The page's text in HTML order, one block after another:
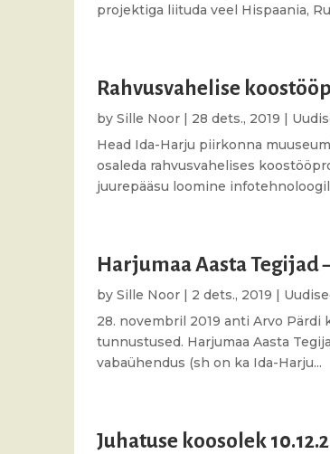
projektiga liituda veel Hispaania,
Rahvusvahelise
by Sille Noor | 28 dets., 2019 |
Head Ida-Harju piirkonna
osaleda rahvusvahelises
juurepääsu loomine
Harjumaa Aasta
by Sille Noor | 2 dets., 2019 |
28. novembril 2019 anti Arvo Pärdi
tunnustused. Harjumaa Aasta
vabaühendus (sh on ka Ida-Harju...
Juhatuse koosolek